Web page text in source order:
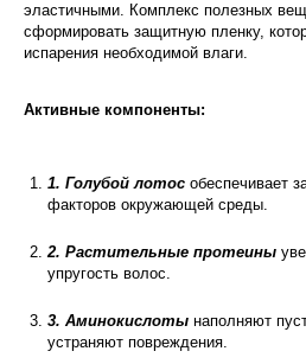
эластичными. Комплекс полезных
сформировать защитную пленку,
испарения необходимой влаги.
Активные компоненты:
1. Голубой лотособеспечивает
факторов окружающей среды.
2. Растительные протеины
упругость волос.
3. Аминокислоты наполняют
устраняют повреждения.